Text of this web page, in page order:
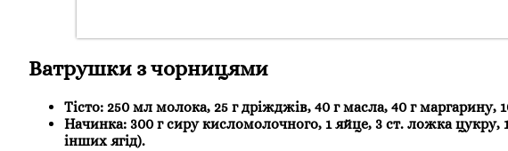
Ватрушки з чорницями
Тісто: 250 мл молока, 25 г дріжджів, 40 г масла, 40 г маргарину,
Начинка: 300 г сиру кисломолочного, 1 яйце, 3 ст. ложка
інших ягід).